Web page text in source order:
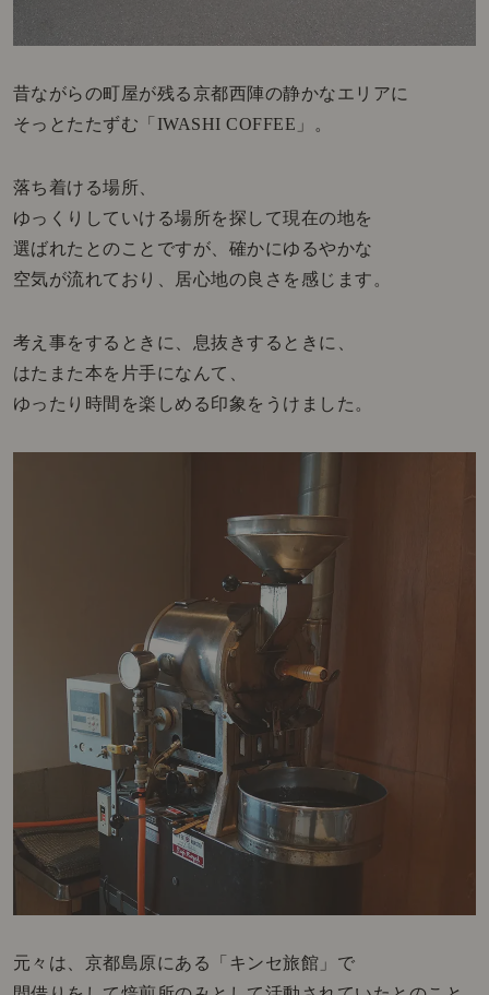
昔ながらの町屋が残る京都西陣の静かなエリアに
そっとたたずむ「IWASHI COFFEE」。
落ち着ける場所、
ゆっくりしていける場所を探して現在の地を
選ばれたとのことですが、確かにゆるやかな
空気が流れており、居心地の良さを感じます。
考え事をするときに、息抜きするときに、
はたまた本を片手になんて、
ゆったり時間を楽しめる印象をうけました。
元々は、京都島原にある「キンセ旅館」で